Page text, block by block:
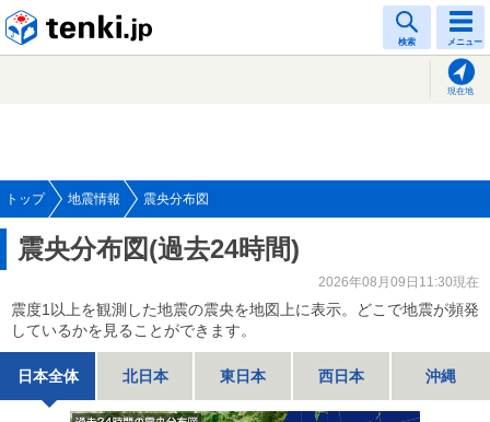
検索 メニュー
現在地
トップ 地震情報 震央分布図
震央分布図(過去24時間)
2026年08月09日11:30現在
震度1以上を観測した地震の震央を地図上に表示。どこで地震が頻発
しているかを見ることができます。
日本全体 北日本 東日本 西日本 沖縄